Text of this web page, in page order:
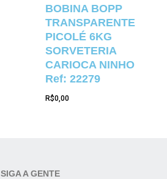
BOBINA BOPP
TRANSPARENTE
PICOLÉ 6KG
SORVETERIA
CARIOCA NINHO
Ref: 22279
R$0,00
SIGA A GENTE